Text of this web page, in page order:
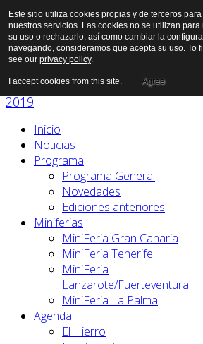
Inicio
Noticias
Programa
Programa General
Novedades
Ediciones anteriores
Miniferias
MiniFeria Gran Canaria
MiniFeria Tenerife
MiniFeria
Lanzarote/Fuerteventura
MiniFeria La Palma
Agenda
El Hierro
Este sitio utiliza cookies propias y de terceros
nuestros servicios. Las cookies no se utilizan
su uso o rechazarlo, así como cambiar la
navegando, consideramos que acepta su uso. To
see our privacy policy.
I accept cookies from this site. Agree